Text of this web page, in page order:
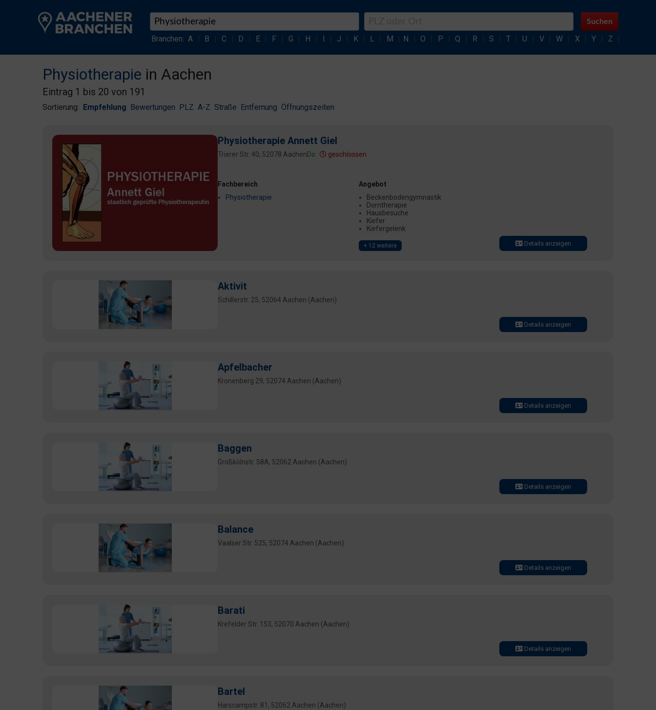
Suchen
Branchen: A B C D E F G H I J K L M N O P Q R S T U V W X Y Z
Physiotherapie in Aachen
Eintrag 1 bis 20 von 191
Sortierung: Empfehlung Bewertungen PLZ A-Z Straße Entfernung Öffnungszeiten
Physiotherapie Annett Giel
Trierer Str. 40, 52078 AachenDo: geschlossen
Fachbereich
Physiotherapie
Angebot
Beckenbodengymnastik
Dorntherapie
Hausbesuche
Kiefer
Kiefergelenk
+ 12 weitere Details anzeigen
Aktivit
Schillerstr. 25, 52064 Aachen (Aachen)
Details anzeigen
Apfelbacher
Kronenberg 29, 52074 Aachen (Aachen)
Details anzeigen
Baggen
Großkölnstr. 58A, 52062 Aachen (Aachen)
Details anzeigen
Balance
Vaalser Str. 525, 52074 Aachen (Aachen)
Details anzeigen
Barati
Krefelder Str. 153, 52070 Aachen (Aachen)
Details anzeigen
Bartel
Harscampstr. 81, 52062 Aachen (Aachen)